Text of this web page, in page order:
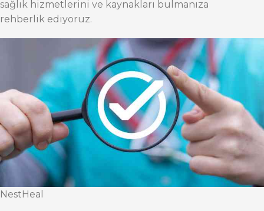
sağlık hizmetlerini ve kaynakları bulmanıza
rehberlik ediyoruz.
NestHeal